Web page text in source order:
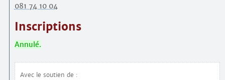
081 74 10 04
Inscriptions
Annulé.
Avec le soutien de :